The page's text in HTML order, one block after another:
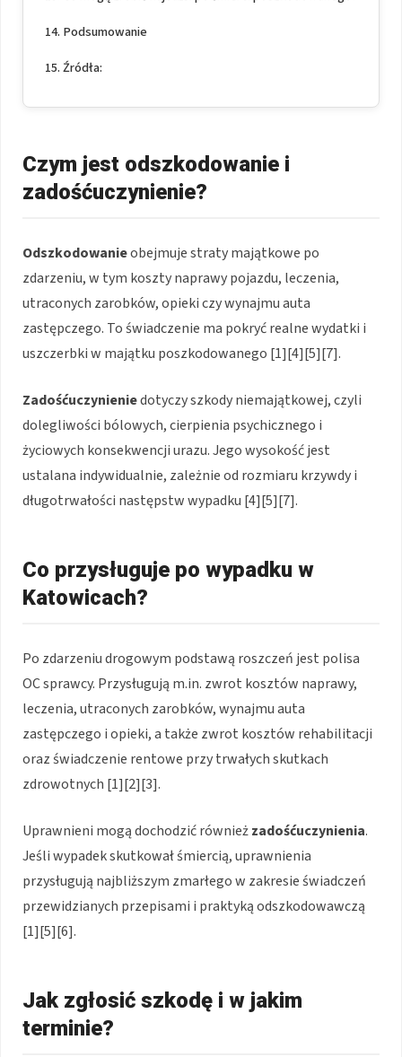
Podsumowanie
Źródła:
Czym jest odszkodowanie i
zadośćuczynienie?
Odszkodowanieobejmuje straty majątkowe po
zdarzeniu, w tym koszty naprawy pojazdu, leczenia,
utraconych zarobków, opieki czy wynajmu auta
zastępczego. To świadczenie ma pokryć realne wydatki i
uszczerbki w majątku poszkodowanego [1][4][5][7].
Zadośćuczynieniedotyczy szkody niemajątkowej, czyli
dolegliwości bólowych, cierpienia psychicznego i
życiowych konsekwencji urazu. Jego wysokość jest
ustalana indywidualnie, zależnie od rozmiaru krzywdy i
długotrwałości następstw wypadku [4][5][7].
Co przysługuje po wypadku w
Katowicach?
Po zdarzeniu drogowym podstawą roszczeń jest polisa
OC sprawcy. Przysługują m.in. zwrot kosztów naprawy,
leczenia, utraconych zarobków, wynajmu auta
zastępczego i opieki, a także zwrot kosztów rehabilitacji
oraz świadczenie rentowe przy trwałych skutkach
zdrowotnych [1][2][3].
Uprawnieni mogą dochodzić równieżzadośćuczynienia.
Jeśli wypadek skutkował śmiercią, uprawnienia
przysługują najbliższym zmarłego w zakresie świadczeń
przewidzianych przepisami i praktyką odszkodowawczą
[1][5][6].
Jak zgłosić szkodę i w jakim
terminie?